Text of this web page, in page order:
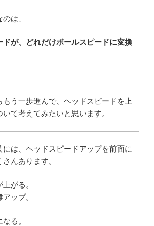
は、
ドが、どれだけボールスピードに変換
う一歩進んで、ヘッドスピードを上
て考えてみたいと思います。
には、ヘッドスピードアップを前面に
んあります。
がる。
ップ。
る。